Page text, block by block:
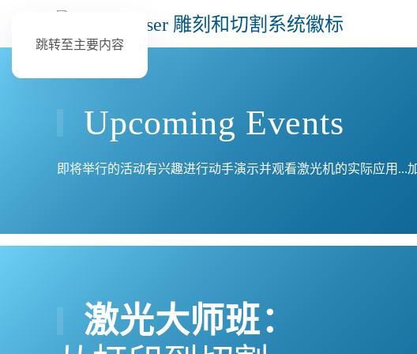
跳转至主要内容
Upcoming Events
即将举行的活动有兴趣进行动手演示并观看激光机的实际应用...
激光大师班：